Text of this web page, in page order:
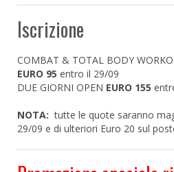
Iscrizione
COMBAT & TOTAL BODY
EURO 95 entro il 29/09
DUE GIORNI OPEN EURO 155
NOTA: tutte le quote saranno
29/09 e di ulteriori Euro 20 sul